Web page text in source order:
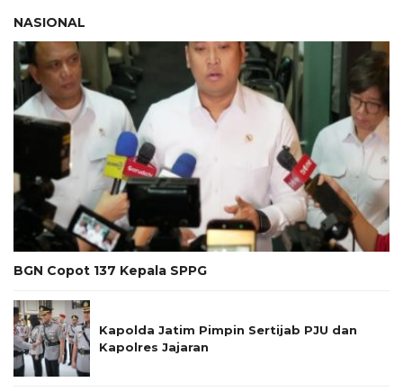
NASIONAL
BGN Copot 137 Kepala SPPG
Kapolda Jatim Pimpin Sertijab PJU dan
Kapolres Jajaran